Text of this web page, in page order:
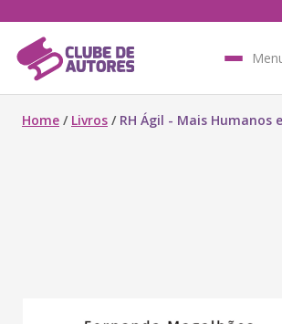
Home / Livros / RH Ágil - Mais Humanos